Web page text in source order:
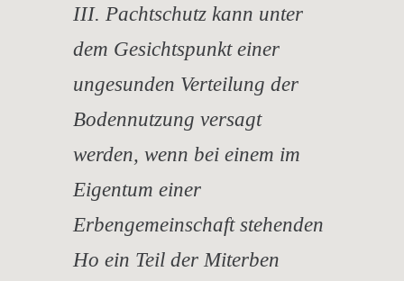
III. Pachtschutz kann unter
dem Gesichtspunkt einer
ungesunden Verteilung der
Bodennutzung versagt
werden, wenn bei einem im
Eigentum einer
Erbengemeinschaft stehenden
Ho ein Teil der Miterben